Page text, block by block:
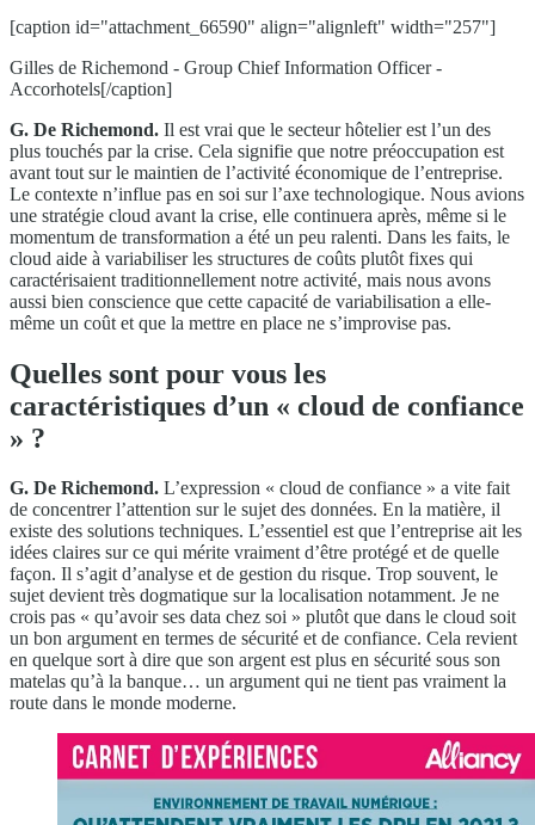
[caption id="attachment_66590" align="alignleft" width="257"]
Gilles de Richemond - Group Chief Information Officer -
Accorhotels[/caption]
G. De Richemond. Il est vrai que le secteur hôtelier est l’un des
plus touchés par la crise. Cela signifie que notre préoccupation est
avant tout sur le maintien de l’activité économique de l’entreprise.
Le contexte n’influe pas en soi sur l’axe technologique. Nous avions
une stratégie cloud avant la crise, elle continuera après, même si le
momentum de transformation a été un peu ralenti. Dans les faits, le
cloud aide à variabiliser les structures de coûts plutôt fixes qui
caractérisaient traditionnellement notre activité, mais nous avons
aussi bien conscience que cette capacité de variabilisation a elle-
même un coût et que la mettre en place ne s’improvise pas.
Quelles sont pour vous les
caractéristiques d’un « cloud de confiance
» ?
G. De Richemond. L’expression « cloud de confiance » a vite fait
de concentrer l’attention sur le sujet des données. En la matière, il
existe des solutions techniques. L’essentiel est que l’entreprise ait les
idées claires sur ce qui mérite vraiment d’être protégé et de quelle
façon. Il s’agit d’analyse et de gestion du risque. Trop souvent, le
sujet devient très dogmatique sur la localisation notamment. Je ne
crois pas « qu’avoir ses data chez soi » plutôt que dans le cloud soit
un bon argument en termes de sécurité et de confiance. Cela revient
en quelque sort à dire que son argent est plus en sécurité sous son
matelas qu’à la banque… un argument qui ne tient pas vraiment la
route dans le monde moderne.